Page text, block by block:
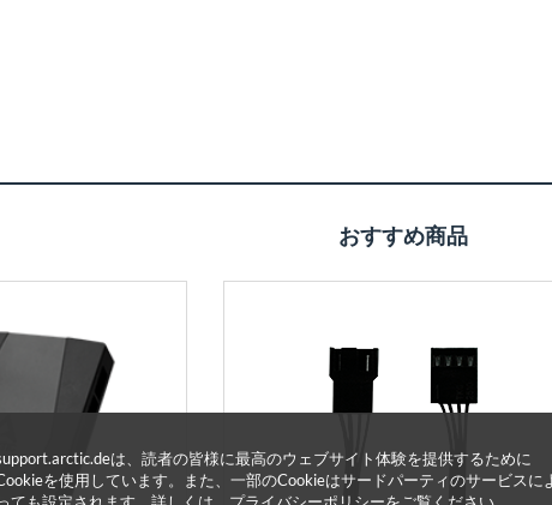
おすすめ商品
は、読者の皆様に最高のウェブサイト体験を提供するために
を使用しています。また、一部のCookieはサードパーティのサービスに